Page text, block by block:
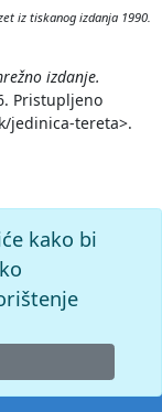
iz tiskanog izdanja 1990.
izdanje.
Pristupljeno
jedinica-tereta>.
kako bi